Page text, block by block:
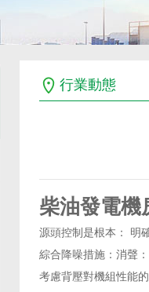
行業動態
柴油發電機
源頭控制是根本： 明
綜合降噪措施：消聲
考慮背壓對機組性能